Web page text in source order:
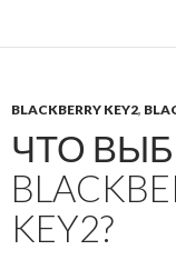
BLACKBERRY KEY2,
ЧТО
KEY2?